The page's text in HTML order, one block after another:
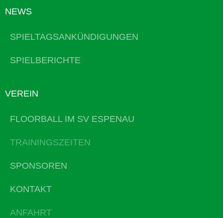
NEWS
SPIELTAGSANKÜNDIGUNGEN
SPIELBERICHTE
VEREIN
FLOORBALL IM SV ESPENAU
TRAININGSZEITEN
SPONSOREN
KONTAKT
ANFAHRT